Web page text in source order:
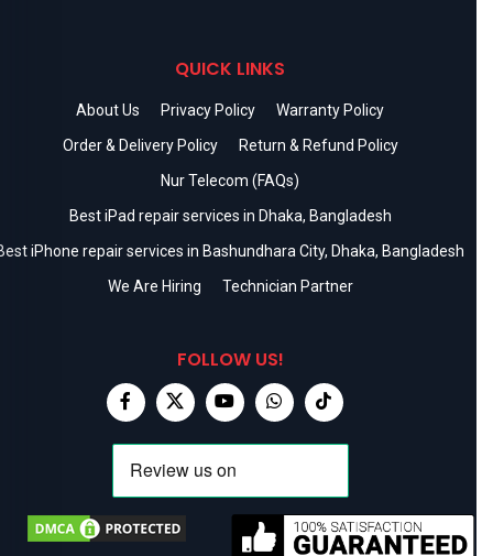
QUICK LINKS
About Us Privacy Policy
Warranty Policy
Order & Delivery Policy
Return & Refund Policy
Nur Telecom (FAQs)
Best iPad repair services in Dhaka, Bangladesh
iPhone repair services in Bashundhara City, Dhaka, Bangladesh
We Are Hiring
Technician Partner
FOLLOW US!